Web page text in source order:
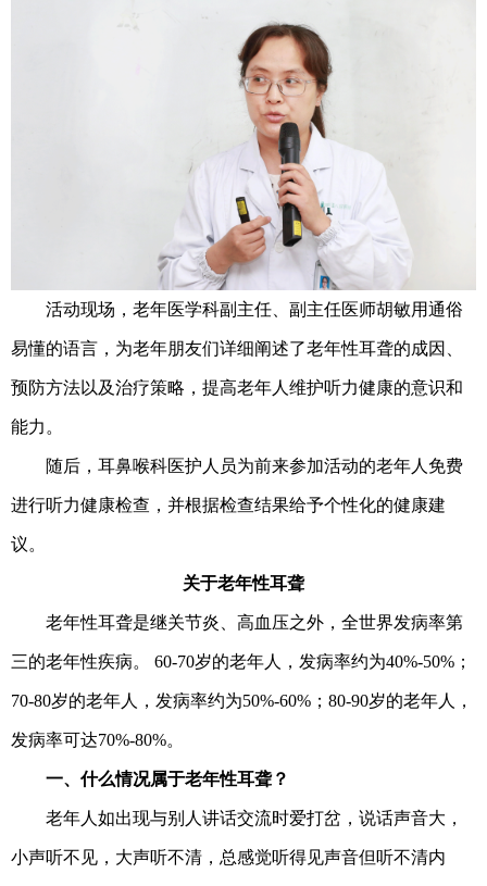
活动现场，老年医学科副主任、副主任医师胡敏用通俗
易懂的语言，为老年朋友们详细阐述了老年性耳聋的成因、
预防方法以及治疗策略，提高老年人维护听力健康的意识和
能力。
随后，耳鼻喉科医护人员为前来参加活动的老年人免费
进行听力健康检查，并根据检查结果给予个性化的健康建
议。
关于老年性耳聋
老年性耳聋是继关节炎、高血压之外，全世界发病率第
三的老年性疾病。 60-70岁的老年人，发病率约为40%-50%；
70-80岁的老年人，发病率约为50%-60%；80-90岁的老年人，
发病率可达70%-80%。
一、什么情况属于老年性耳聋？
老年人如出现与别人讲话交流时爱打岔，说话声音大，
小声听不见，大声听不清，总感觉听得见声音但听不清内